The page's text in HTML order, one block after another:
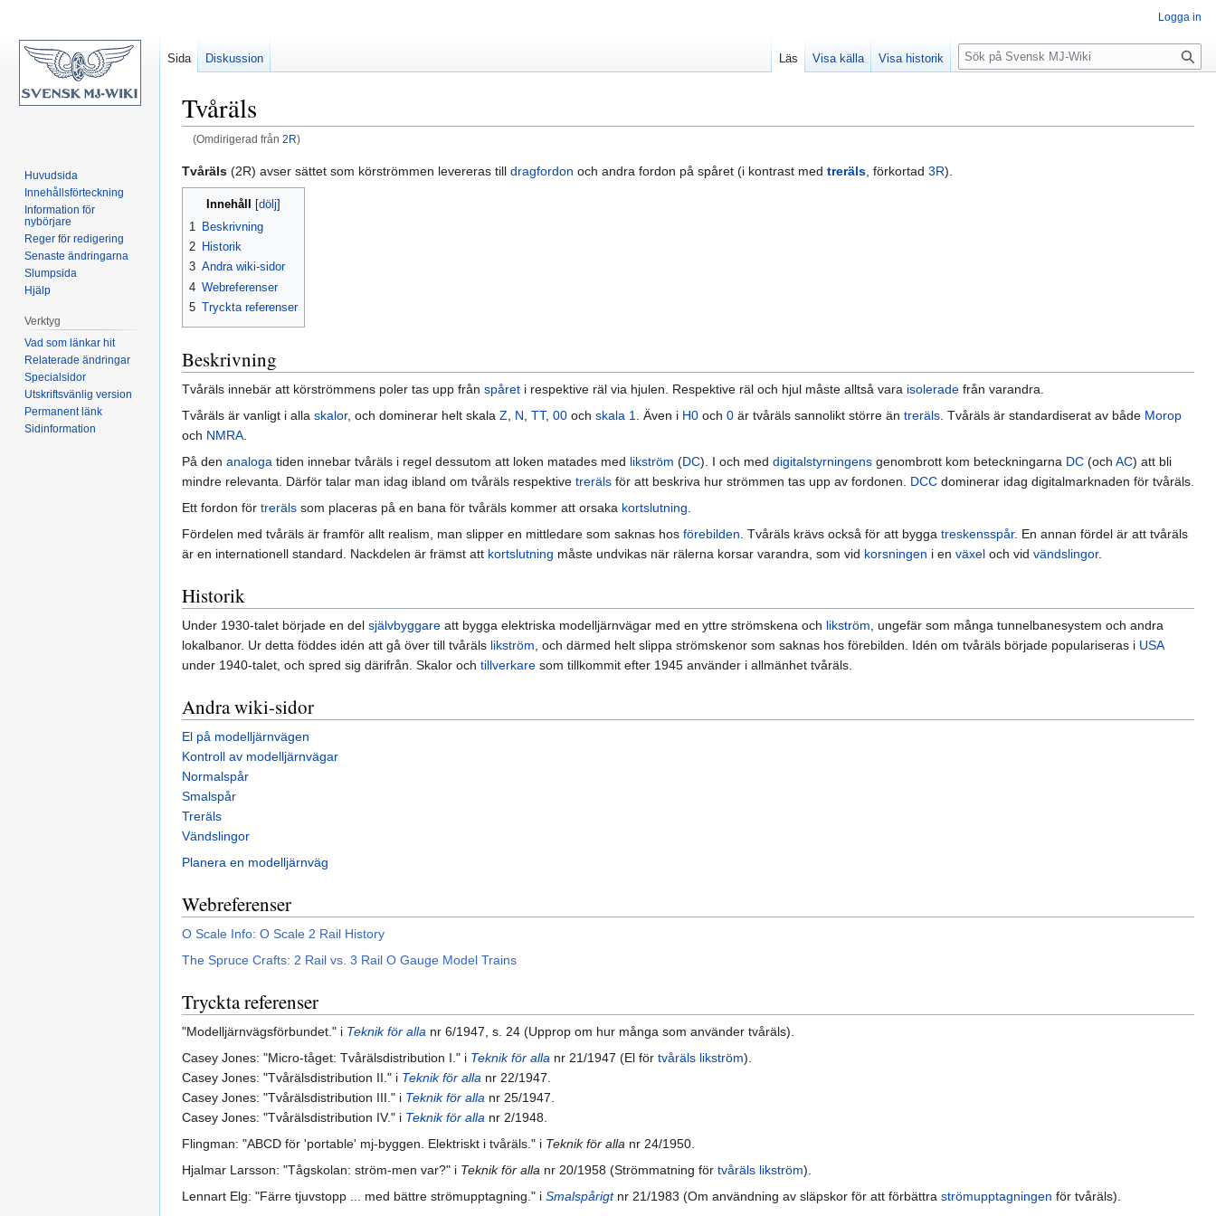
Tvåräls
(Omdirigerad från 2R)
Hoppa
till
navigering
Hoppa
till
Tvåräls (2R) avser sättet som körströmmen levereras till dragfordon och andra fordon på spåret (i kontrast med treräls , förkortad 3R).
Innehåll
1
Beskrivning
2 Historik
3 Andra wiki-sidor
4 Webreferenser
5 Tryckta referenser
Beskrivning
Tvåräls innebär att körströmmens poler tas upp från spåret i respektive räl via hjulen. Respektive räl och hjul måste alltså vara isolerade från varandra.
Tvåräls är vanligt i alla skalor, och dominerar helt skala Z N TT, 00 och skala 1 . Även i H0 och 0 är tvåräls sannolikt större än treräls . Tvåräls är standardiserat av både Morop
och NMRA
På den analoga tiden innebar tvåräls i regel dessutom att loken matades med likström (DC). I och med digitalstyrningens genombrott kom beteckningarna DC (och AC) att bli
mindre relevanta. Därför talar man idag ibland om tvåräls respektive treräls för att beskriva hur strömmen tas upp av fordonen. DCC dominerar idag digitalmarknaden för tvåräls.
Ett fordon för treräls som placeras på en bana för tvåräls kommer att orsaka kortslutning
Fördelen med tvåräls är framför allt realism, man slipper en mittledare som saknas hos förebilden . Tvåräls krävs också för att bygga treskensspår. En annan fördel är att tvåräls
är en internationell standard. Nackdelen är främst att kortslutning måste undvikas när rälerna korsar varandra, som vid korsningen i en växel och vid vändslingor.
Historik
Under 1930-talet började en del självbyggare att bygga elektriska modelljärnvägar med en yttre strömskena och likström , ungefär som många tunnelbanesystem och andra
lokalbanor. Ur detta föddes idén att gå över till tvåräls likström , och därmed helt slippa strömskenor som saknas hos förebilden. Idén om tvåräls började populariseras i USA
under 1940-talet, och spred sig därifrån. Skalor och tillverkare som tillkommit efter 1945 använder i allmänhet tvåräls.
Andra wiki-sidor
El på modelljärnvägen
Kontroll av modelljärnvägar
Normalspår
Smalspår
Treräls
Vändslingor
Planera en modelljärnväg
Webreferenser
O Scale Info: O Scale 2 Rail History
The Spruce Crafts: 2 Rail vs. 3 Rail O Gauge Model Trains
Tryckta referenser
"Modelljärnvägsförbundet." i Teknik för alla nr 6/1947, s. 24 (Upprop om hur många som använder tvåräls).
Casey Jones: "Micro-tåget: Tvårälsdistribution I." i Teknik för alla nr 21/1947 (El för tvåräls likström).
Casey Jones: "Tvårälsdistribution II." i Teknik för alla nr 22/1947.
Casey Jones: "Tvårälsdistribution III." i Teknik för alla nr 25/1947.
Casey Jones: "Tvårälsdistribution IV." i Teknik för alla nr 2/1948.
Flingman: "ABCD för 'portable' mj-byggen. Elektriskt i tvåräls." i Teknik för alla nr 24/1950.
Hjalmar Larsson: "Tågskolan: ström-men var?" i Teknik för alla nr 20/1958 (Strömmatning för tvåräls likström).
Lennart Elg: "Färre tjuvstopp ... med bättre strömupptagning." i Smalspårigtnr 21/1983 (Om användning av släpskor för att förbättra strömupptagningen för tvåräls).
Logga in
Sida Diskussion Läs Visa källa Visa historik
Sök
Huvudsida
Innehållsförteckning
Information för
nybörjare
Reger för redigering
Senaste ändringarna
Slumpsida
Hjälp
Verktyg
Vad som länkar hit
Relaterade ändringar
Specialsidor
Utskriftsvänlig version
Permanent länk
Sidinformation